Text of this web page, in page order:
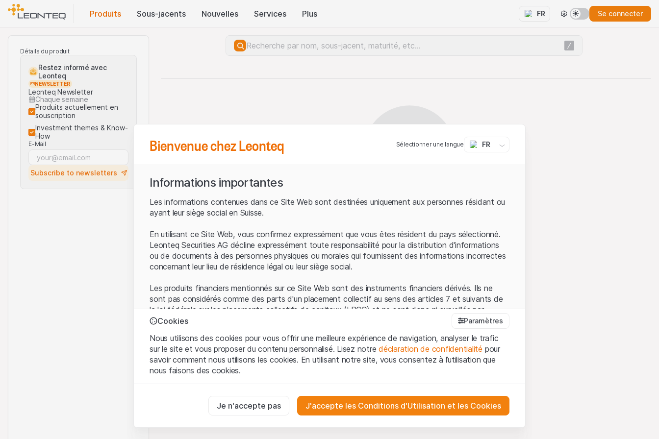
Produits Sous-jacents Nouvelles Services Plus FR Se connecter
Détails du produit
Restez informé avec
Leonteq
NEWSLETTER
Leonteq Newsletter
Chaque semaine
Produits actuellement en
souscription
Investment themes & Know-
How
E-Mail
Subscribe to newsletters
Bienvenue chez Leonteq Sélectionner une langue FR
Informations importantes
Les informations contenues dans ce Site Web sont destinées uniquement aux personnes résidant ou
ayant leur siège social en Suisse.
En utilisant ce Site Web, vous confirmez expressément que vous êtes résident du pays sélectionné.
Leonteq Securities AG décline expressément toute responsabilité pour la distribution d'informations
ou de documents à des personnes physiques ou morales qui fournissent des informations incorrectes
concernant leur lieu de résidence légal ou leur siège social.
Les produits financiers mentionnés sur ce Site Web sont des instruments financiers dérivés. Ils ne
sont pas considérés comme des parts d'un placement collectif au sens des articles 7 et suivants de
la loi fédérale sur les placements collectifs de capitaux (LPCC) et ne sont donc ni surveillés par
l'Autorité fédérale de surveillance des marchés financiers (FINMA) ni enregistrés auprès de la FINMA.
Conditions d'utilisation et informations juridiques
En utilisant le Site Web de Leonteq Securities AG (ci-après "Site Web"), vous confirmez que vous
avez compris et que vous acceptez les informations juridiques, les notes importantes et les
Tous les droits de propriété intellectuelle (par exemple, les droits d'auteur, de conception et de
Cookies Paramètres
Nous utilisons des cookies pour vous offrir une meilleure expérience de navigation, analyser le trafic
sur le site et vous proposer du contenu personnalisé. Lisez notredéclaration de confidentialité pour
savoir comment nous utilisons les cookies. En utilisant notre site, vous consentez à l’utilisation que
nous faisons des cookies.
Ces cookies sont nécessaires au bon fonctionnement du site Internet et ne peuvent pas être désactivés.
Je n'accepte pas J'accepte les Conditions d'Utilisation et les Cookies